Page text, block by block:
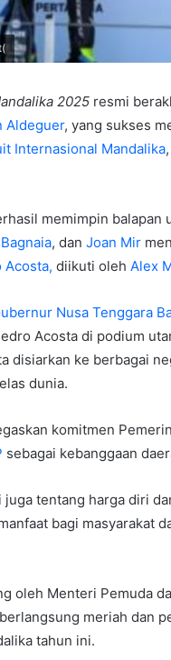
2025 resmi
Aldeguer, yang sukses
Internasional Mandalika
memimpin balapan
, dan Joan Mir
Acosta, diikuti oleh Alex
Nusa Tenggara
Acosta di podium
disiarkan ke berbagai
dunia.
komitmen
sebagai kebanggaan
tentang harga diri
bagi masyarakat
oleh Menteri Pemuda
meriah dan
tahun ini.